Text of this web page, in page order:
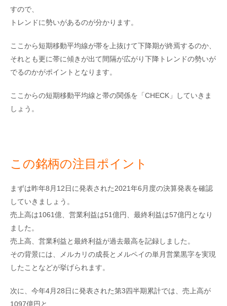
すので、
トレンドに勢いがあるのが分かります。
ここから短期移動平均線が帯を上抜けて下降期が終焉するのか、
それとも更に帯に傾きが出て間隔が広がり下降トレンドの勢いが
でるのかがポイントとなります。
ここからの短期移動平均線と帯の関係を「CHECK」していきま
しょう。
この銘柄の注目ポイント
まずは昨年8月12日に発表された2021年6月度の決算発表を確認
していきましょう。
売上高は1061億、営業利益は51億円、最終利益は57億円となり
ました。
売上高、営業利益と最終利益が過去最高を記録しました。
その背景には、メルカリの成長とメルペイの単月営業黒字を実現
したことなどが挙げられます。
次に、今年4月28日に発表された第3四半期累計では、売上高が
1097億円と